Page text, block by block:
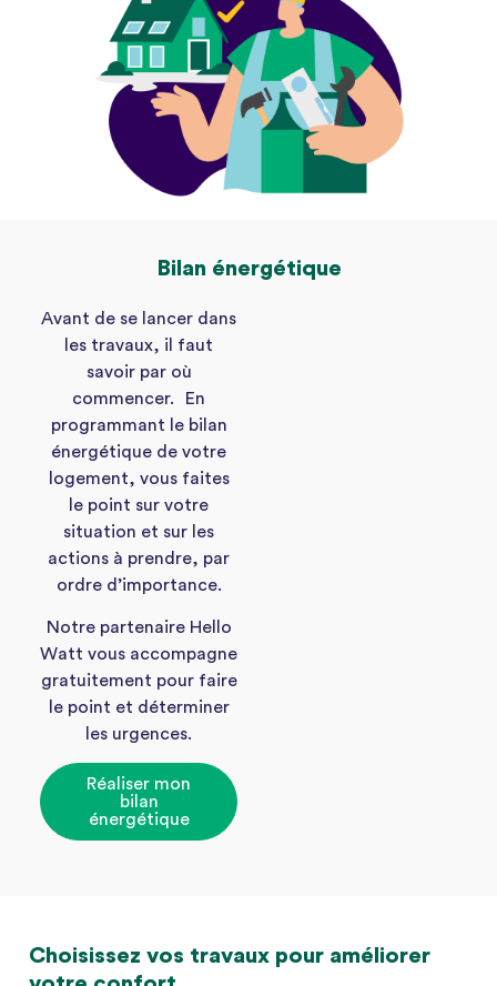
Bilan énergétique
Avant de se lancer dans
les travaux, il faut
savoir par où
commencer. En
programmant le bilan
énergétique de votre
logement, vous faites
le point sur votre
situation et sur les
actions à prendre, par
ordre d’importance.
Notre partenaire Hello
Watt vous accompagne
gratuitement pour faire
le point et déterminer
les urgences.
Réaliser mon
bilan
énergétique
Choisissez vos travaux pour améliorer